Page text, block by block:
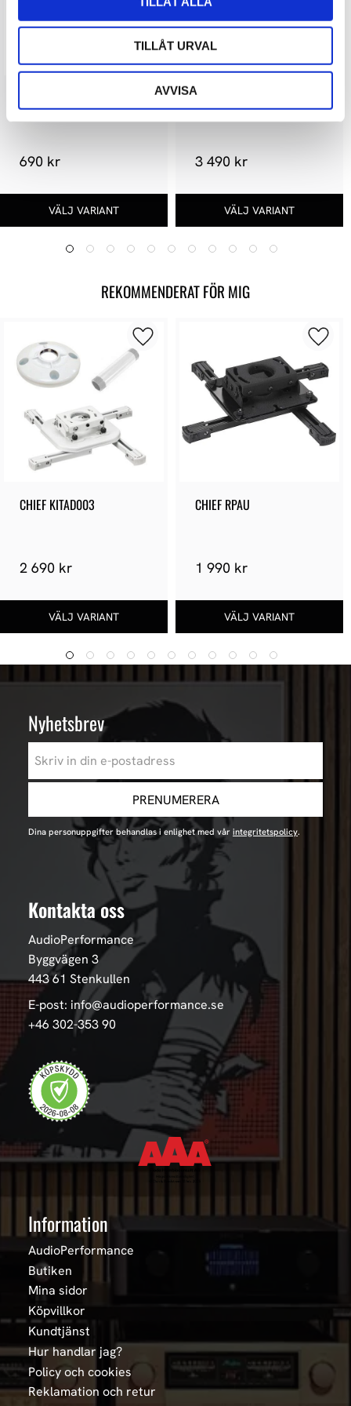
TILLÅT URVAL
AVVISA
690 kr
IsoAcoustics GAIA II
3 490 kr
REKOMMENDERAT FÖR MIG
CHIEF KITAD003
2 690 kr
CHIEF RPAU
1 990 kr
Nyhetsbrev
PRENUMERERA
Dina personuppgifter behandlas i enlighet med vår integritetspolicy.
Kontakta oss
AudioPerformance
Byggvägen 3
443 61 Stenkullen
E-post: info@audioperformance.se
+46 302-353 90
Information
AudioPerformance
Butiken
Mina sidor
Köpvillkor
Kundtjänst
Hur handlar jag?
Policy och cookies
Reklamation och retur